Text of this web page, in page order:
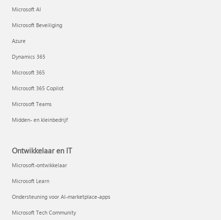
Microsoft AI
Microsoft Beveiliging
Azure
Dynamics 365
Microsoft 365
Microsoft 365 Copilot
Microsoft Teams
Midden- en kleinbedrijf
Ontwikkelaar en IT
Microsoft-ontwikkelaar
Microsoft Learn
Ondersteuning voor AI-marketplace-apps
Microsoft Tech Community